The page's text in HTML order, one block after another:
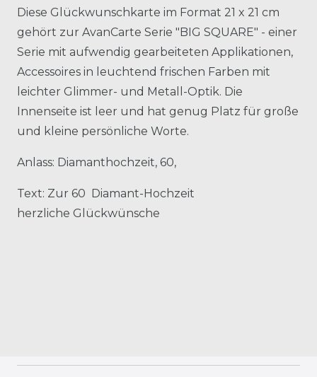
Diese Glückwunschkarte im Format 21 x 21 cm
gehört zur AvanCarte Serie "BIG SQUARE" - einer
Serie mit aufwendig gearbeiteten Applikationen,
Accessoires in leuchtend frischen Farben mit
leichter Glimmer- und Metall-Optik. Die
Innenseite ist leer und hat genug Platz für große
und kleine persönliche Worte.
Anlass: Diamanthochzeit, 60,
Text: Zur 60 Diamant-Hochzeit
herzliche Glückwünsche